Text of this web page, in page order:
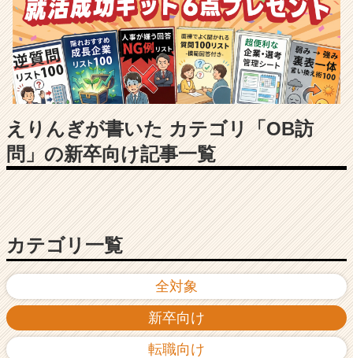
ャ
ー・
成
長
企
業
か
ら
ス
カ
ウ
活
イ
チ
えりんぎが書いた カテゴリ「OB訪
問」の新卒向け記事一覧
全対象
新卒向け
転職向け
カテゴリ一覧